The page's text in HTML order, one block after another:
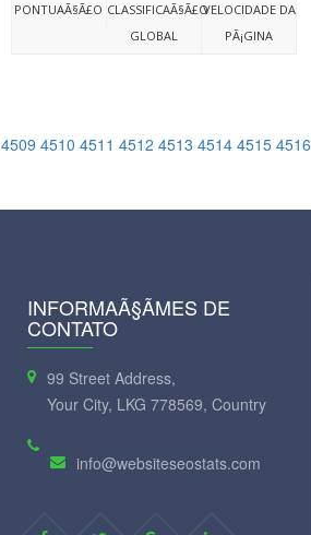
PONTUAÃ§Ã£O CLASSIFICAÃ§Ã£O
GLOBAL
VELOCIDADE DA
PÃ¡GINA
4509 4510 4511 4512 4513 4514 4515 4516
INFORMAÃ§ÃΜES DE
CONTATO
99 Street Address,
Your City, LKG 778569, Country
info@websiteseostats.com